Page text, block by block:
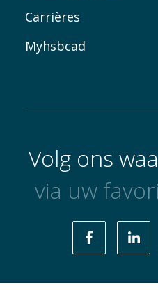
Carrières
Myhsbcad
Volg ons
via uw